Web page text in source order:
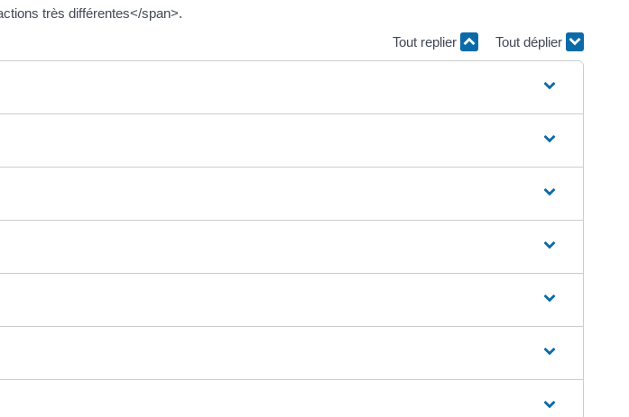
très différentes</span>.
Tout replier
Tout déplier